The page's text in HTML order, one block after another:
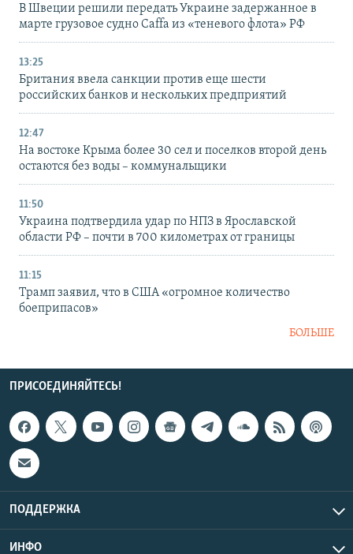
В Швеции решили передать Украине задержанное в
марте грузовое судно Caffa из «теневого флота» РФ
13:25
Британия ввела санкции против еще шести
российских банков и нескольких предприятий
12:47
На востоке Крыма более 30 сел и поселков второй день
остаются без воды – коммунальщики
11:50
Украина подтвердила удар по НПЗ в Ярославской
области РФ – почти в 700 километрах от границы
11:15
Трамп заявил, что в США «огромное количество
боеприпасов»
БОЛЬШЕ
ПРИСОЕДИНЯЙТЕСЬ!
ПОДДЕРЖКА
ИНФО